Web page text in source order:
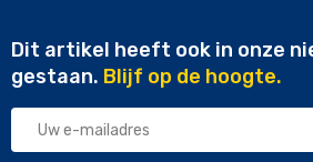
Dit artikel heeft ook in onze
gestaan. Blijf op de hoogte.
Uw